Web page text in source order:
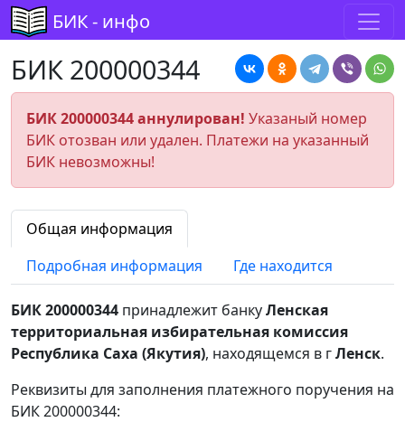
БИК - инфо
БИК 200000344
БИК 200000344 аннулирован! Указаный номер
БИК отозван или удален. Платежи на указанный
БИК невозможны!
Общая информация
Подробная информация
Где находится
БИК 200000344 принадлежит банкуЛенская
территориальная избирательная комиссия
Республика Саха (Якутия), находящемся в гЛенск.
Реквизиты для заполнения платежного поручения на
БИК 200000344: